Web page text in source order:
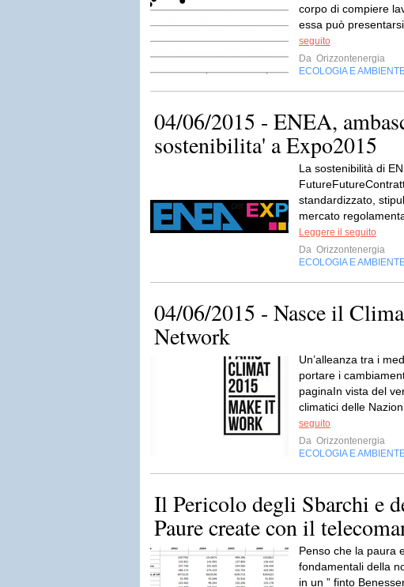
corpo di compiere
essa può
seguito
Da Orizzontenergia
ECOLOGIA E
04/06/2015 - ENEA,
sostenibilita' a Expo2015
La sostenibilità di
standardizzato,
mercato
Leggere il seguito
Da Orizzontenergia
ECOLOGIA E
04/06/2015 - Nasce il
Network
Un’alleanza tra i
portare i
paginaIn vista del
climatici delle
seguito
Da Orizzontenergia
ECOLOGIA E
Il Pericolo degli Sbarchi e
Paure create con il
Penso che la paura
fondamentali della
in un ” finto